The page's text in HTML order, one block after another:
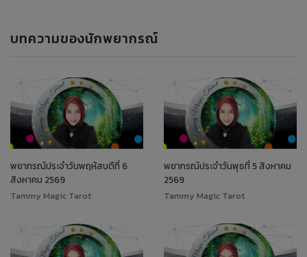
บทความของนักพยากรณ์
พยากรณ์ประจำวันพฤหัสบดีที่ 6
สิงหาคม 2569
Tammy Magic Tarot
พยากรณ์ประจำวันพุธที่ 5 สิงหาคม
2569
Tammy Magic Tarot